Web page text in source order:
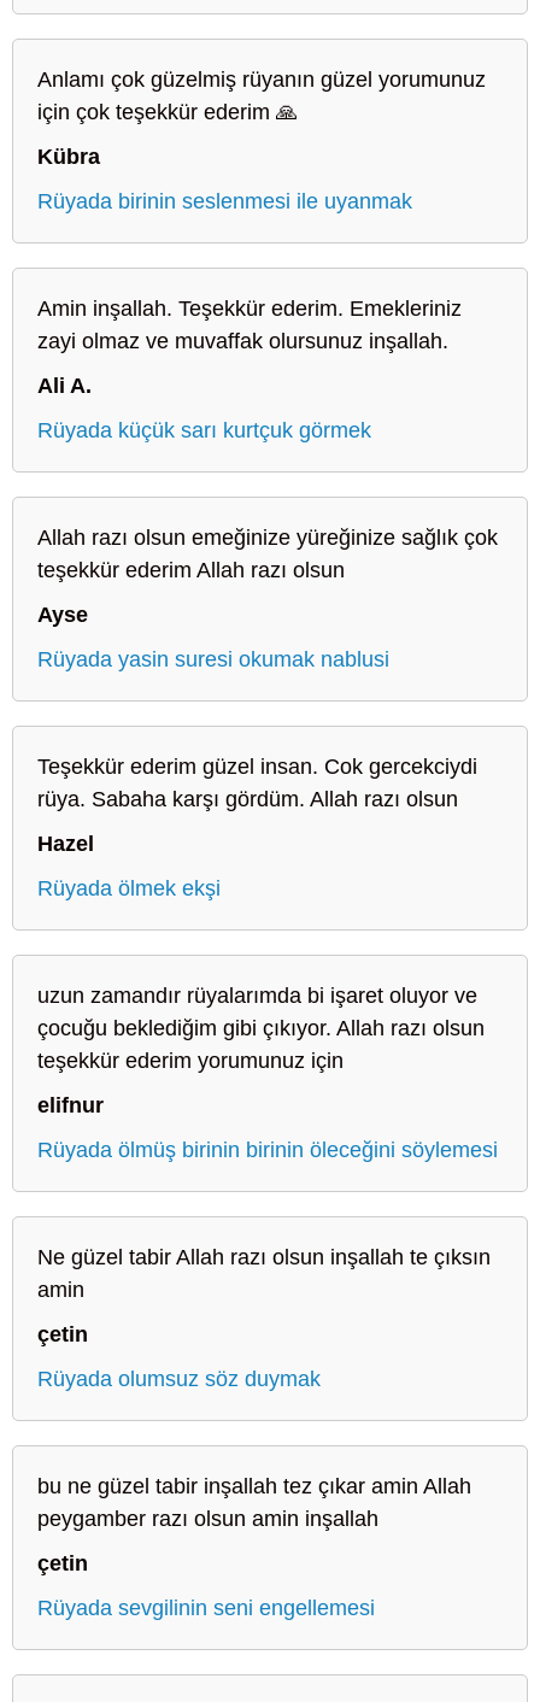
Anlamı çok güzelmiş rüyanın güzel yorumunuz
için çok teşekkür ederim 🙏
Kübra
Rüyada birinin seslenmesi ile uyanmak
Amin inşallah. Teşekkür ederim. Emekleriniz
zayi olmaz ve muvaffak olursunuz inşallah.
Ali A.
Rüyada küçük sarı kurtçuk görmek
Allah razı olsun emeğinize yüreğinize sağlık çok
teşekkür ederim Allah razı olsun
Ayse
Rüyada yasin suresi okumak nablusi
Teşekkür ederim güzel insan. Cok gercekciydi
rüya. Sabaha karşı gördüm. Allah razı olsun
Hazel
Rüyada ölmek ekşi
uzun zamandır rüyalarımda bi işaret oluyor ve
çocuğu beklediğim gibi çıkıyor. Allah razı olsun
teşekkür ederim yorumunuz için
elifnur
Rüyada ölmüş birinin birinin öleceğini söylemesi
Ne güzel tabir Allah razı olsun inşallah te çıksın
amin
çetin
Rüyada olumsuz söz duymak
bu ne güzel tabir inşallah tez çıkar amin Allah
peygamber razı olsun amin inşallah
çetin
Rüyada sevgilinin seni engellemesi